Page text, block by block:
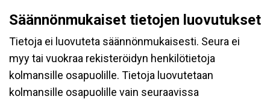
Säännönmukaiset tietojen luovutukset
Tietoja ei luovuteta säännönmukaisesti. Seura ei
myy tai vuokraa rekisteröidyn henkilötietoja
kolmansille osapuolille. Tietoja luovutetaan
kolmansille osapuolille vain seuraavissa